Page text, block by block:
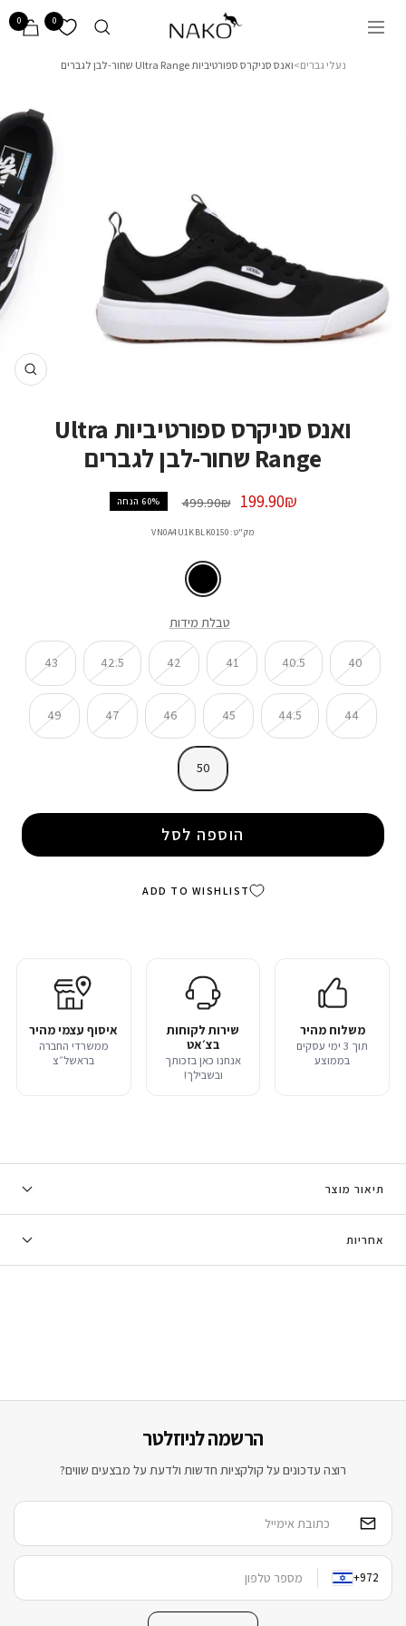
ניווט
NAKO
0
0
נעלי גברים>ואנס סניקרס ספורטיביות Ultra Range שחור-לבן לגברים
הגדלה
ואנס סניקרס ספורטיביות Ultra
Range שחור-לבן לגברים
מחיר
199.90₪
מחיר
499.90₪ 60% הנחה
מק"ט: VN0A4U1KBLK0150
שחור
טבלת מידות
40
40.5
41
42
42.5
43
44
44.5
45
46
47
49
50
הוספה לסל
ADD TO WISHLIST
משלוח מהיר
תוך 3 ימי עסקים
בממוצע
שירות לקוחות
בצ׳אט
אנחנו כאן בזכותך
ובשבילך!
איסוף עצמי מהיר
ממשרדי החברה
בראשל״צ
תיאור מוצר
אחריות
הרשמה לניוזלטר
רוצה עדכונים על קולקציות חדשות ולדעת על מבצעים שווים?
+972